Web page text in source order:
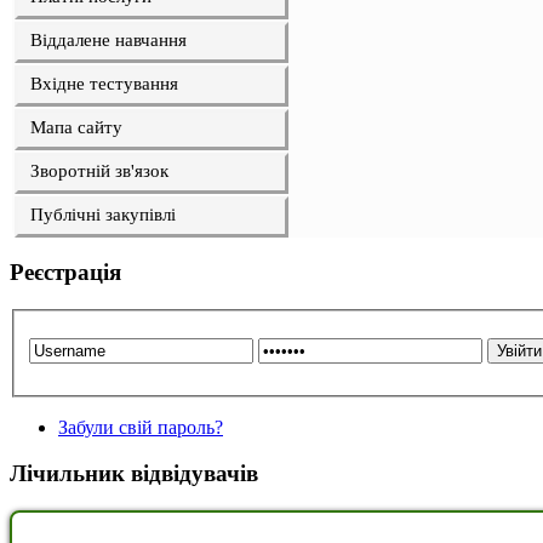
Віддалене навчання
Вхідне тестування
Мапа сайту
Зворотній зв'язок
Публічні закупівлі
Реєстрація
Забули свій пароль?
Лічильник відвідувачів